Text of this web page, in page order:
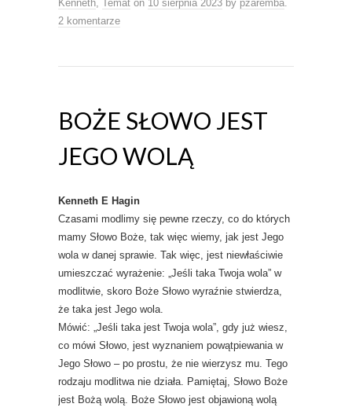
Kenneth, Temat on 10 sierpnia 2023 by pzaremba.
2 komentarze
BOŻE SŁOWO JEST
JEGO WOLĄ
Kenneth E Hagin
Czasami modlimy się pewne rzeczy, co do których
mamy Słowo Boże, tak więc wiemy, jak jest Jego
wola w danej sprawie. Tak więc, jest niewłaściwie
umieszczać wyrażenie: „Jeśli taka Twoja wola” w
modlitwie, skoro Boże Słowo wyraźnie stwierdza,
że taka jest Jego wola.
Mówić: „Jeśli taka jest Twoja wola”, gdy już wiesz,
co mówi Słowo, jest wyznaniem powątpiewania w
Jego Słowo – po prostu, że nie wierzysz mu. Tego
rodzaju modlitwa nie działa. Pamiętaj, Słowo Boże
jest Bożą wolą. Boże Słowo jest objawioną wolą